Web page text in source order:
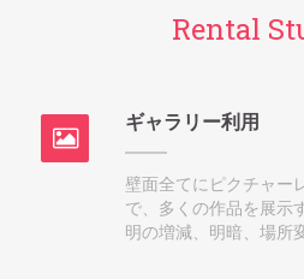
Rental
ギャラリー利用
壁面全てにピクチャー
で、多くの作品を展示
明の増減、明暗、場所